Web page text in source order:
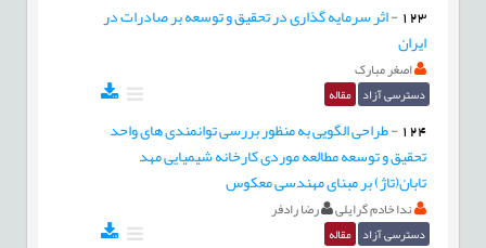
123
-اثر سرمایه گذاری در تحقیق و توسعه بر صادرات در
ایران
اصغر مبارک
دسترسی آزاد مقاله
124
-طراحی الگویی به منظور بررسی توانمندی های واحد
تحقیق و توسعه مطالعه موردی کارخانه شیمیایی مهد
تابان(تاژ) بر مبنای مهندسی معکوس
ندا خادم گرایلی رضا رادفر
دسترسی آزاد مقاله